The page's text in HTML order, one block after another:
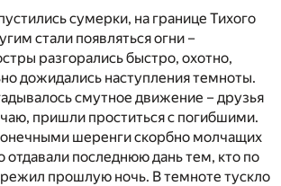
сумерки, на границе Тихого
стали появляться огни –
разгорались быстро, охотно,
дожидались наступления темноты.
смутное движение – друзья
пришли проститься с погибшими.
шеренги скорбно молчащих
отдавали последнюю дань тем, кто по
прошлую ночь. В темноте тускло